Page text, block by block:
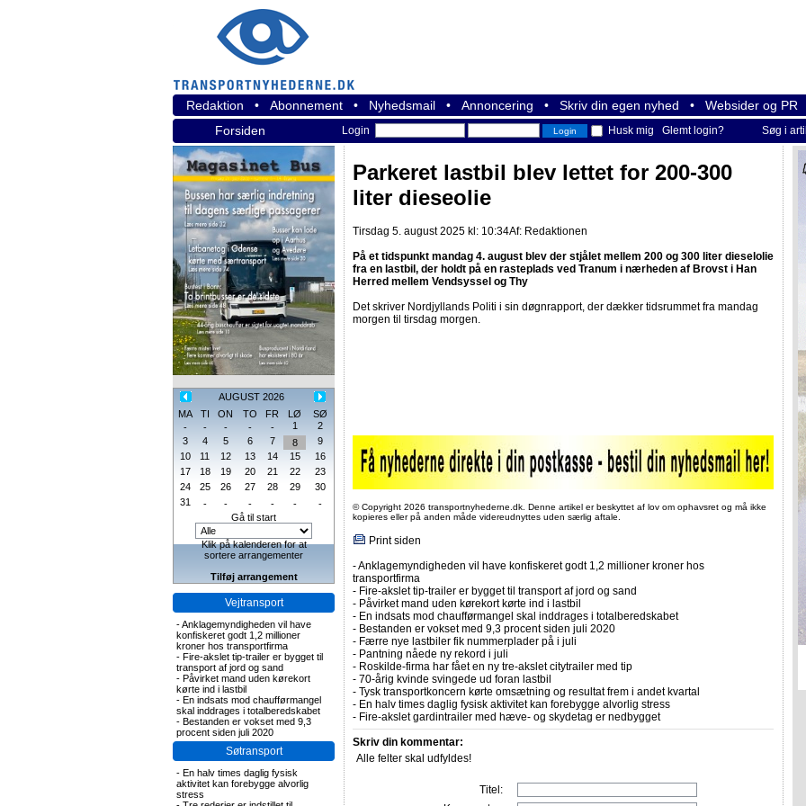
Redaktion • Abonnement • Nyhedsmail • Annoncering • Skriv din egen nyhed • Websider og PR
Forsiden
Login Husk mig Glemt login? Søg i
AUGUST 2026
MA
TI ON TO FR LØ
SØ
-
- - - - 1
2
3
4 5 6 7 8
9
10
11 12 13 14 15
16
17
18 19 20 21 22
23
24
25 26 27 28 29
30
31
- - - - -
-
Gå til start
Klik på kalenderen for at
sortere arrangementer
Tilføj arrangement
Vejtransport
-Anklagemyndigheden vil have
konfiskeret godt 1,2 millioner
kroner hos transportfirma
- Fire-akslet tip-trailer er bygget til
transport af jord og sand
- Påvirket mand uden kørekort
kørte ind i lastbil
- En indsats mod chaufførmangel
skal inddrages i totalberedskabet
- Bestanden er vokset med 9,3
procent siden juli 2020
Søtransport
- En halv times daglig fysisk
aktivitet kan forebygge alvorlig
stress
Parkeret lastbil blev lettet for 200-300
liter dieseolie
Tirsdag 5. august 2025 kl: 10:34Af: Redaktionen
På et tidspunkt mandag 4. august blev der stjålet mellem 200 og 300 liter dieselolie
fra en lastbil, der holdt på en rasteplads ved Tranum i nærheden af Brovst i Han
Herred mellem Vendsyssel og Thy
Det skriver Nordjyllands Politi i sin døgnrapport, der dækker tidsrummet fra mandag
morgen til tirsdag morgen.
© Copyright 2026 transportnyhederne.dk. Denne artikel er beskyttet af lov om ophavsret og må ikke
kopieres eller på anden måde videreudnyttes uden særlig aftale.
Print siden
-Anklagemyndigheden vil have konfiskeret godt 1,2 millioner kroner hos
transportfirma
- Fire-akslet tip-trailer er bygget til transport af jord og sand
- Påvirket mand uden kørekort kørte ind i lastbil
- En indsats mod chaufførmangel skal inddrages i totalberedskabet
- Bestanden er vokset med 9,3 procent siden juli 2020
- Færre nye lastbiler fik nummerplader på i juli
- Pantning nåede ny rekord i juli
- Roskilde-firma har fået en ny tre-akslet citytrailer med tip
- 70-årig kvinde svingede ud foran lastbil
- Tysk transportkoncern kørte omsætning og resultat frem i andet kvartal
- En halv times daglig fysisk aktivitet kan forebygge alvorlig stress
- Fire-akslet gardintrailer med hæve- og skydetag er nedbygget
Skriv din kommentar:
Alle felter skal udfyldes!
Titel: